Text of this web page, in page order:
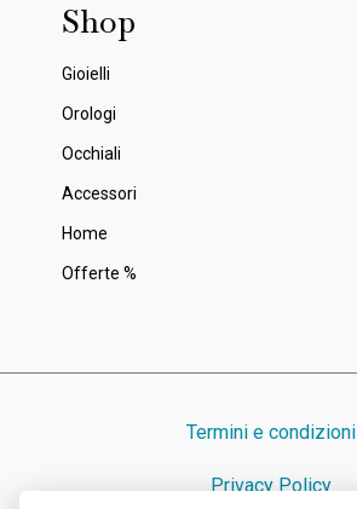
Shop
Gioielli
Orologi
Occhiali
Accessori
Home
Offerte %
Termini e condizioni
Privacy Policy